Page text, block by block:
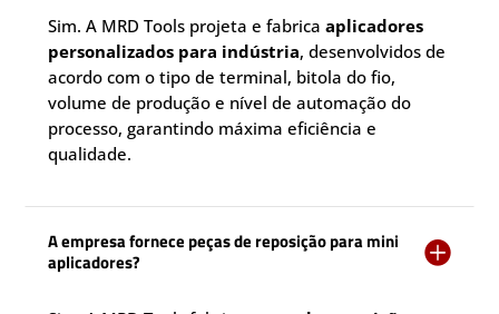
Sim. A MRD Tools projeta e fabricaaplicadores
personalizados para indústria, desenvolvidos de
acordo com o tipo de terminal, bitola do fio,
volume de produção e nível de automação do
processo, garantindo máxima eficiência e
qualidade.
A empresa fornece peças de reposição para mini
aplicadores?
